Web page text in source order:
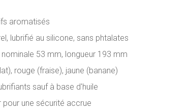
aromatisés
lubrifié au silicone, sans phtalates
nominale 53 mm, longueur 193 mm
rouge (fraise), jaune (banane)
sauf à base d'huile
pour une sécurité accrue